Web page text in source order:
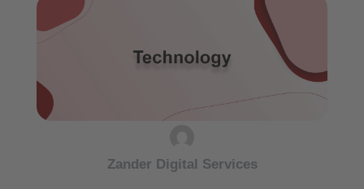
Zander Digital Services